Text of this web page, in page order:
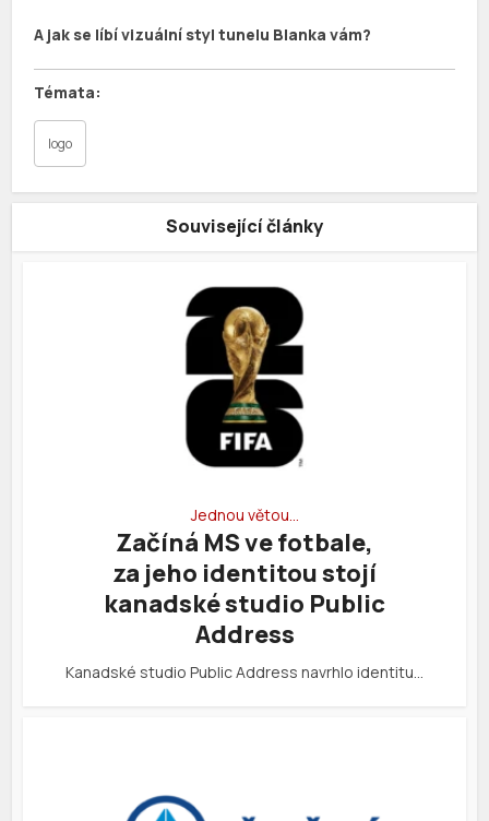
A jak se líbí vizuální styl tunelu Blanka vám?
logo
Související články
Jednou větou…
Začíná MS ve fotbale,
za jeho identitou stojí
kanadské studio Public
Address
Kanadské studio Public Address navrhlo identitu…